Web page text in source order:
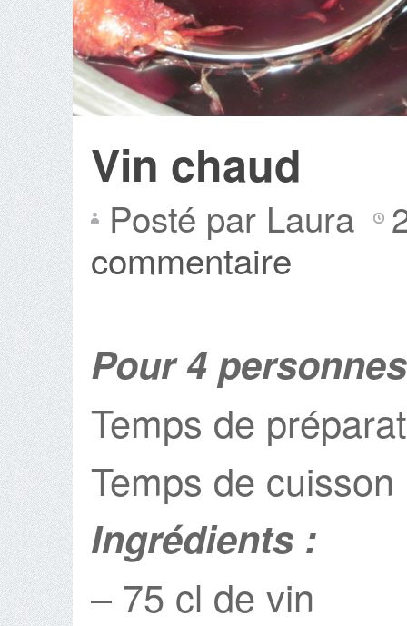
Vin chaud
Posté par Laura
commentaire
Pour 4 personnes
Temps de
Temps de
Ingrédients :
– 75 cl de vin